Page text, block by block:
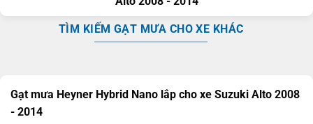
TÌM KIẾM GẠT MƯA CHO XE KHÁC
Gạt mưa Heyner Hybrid Nano lắp cho xe Suzuki Alto 2008
- 2014